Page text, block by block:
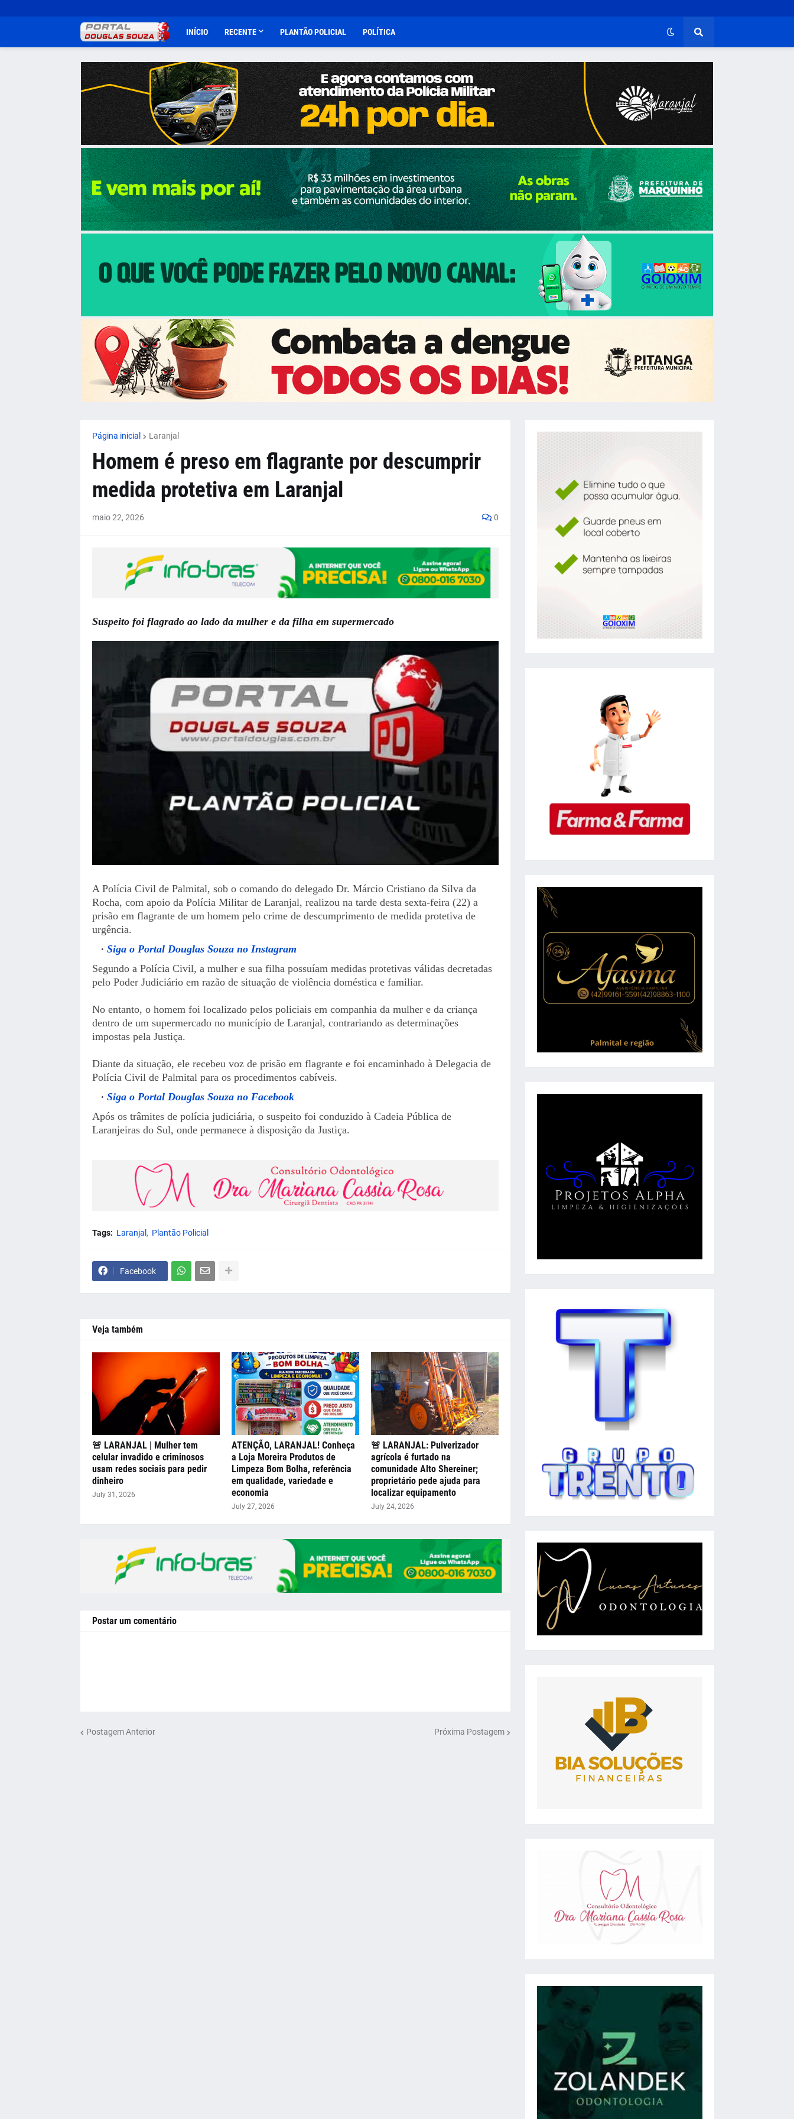
INÍCIO RECENTE PLANTÃO POLICIAL POLÍTICA
Página inicial Laranjal
Homem é preso em flagrante por descumprir
medida protetiva em Laranjal
maio 22, 2026 0
Suspeito foi flagrado ao lado da mulher e da filha em supermercado
A Polícia Civil de Palmital, sob o comando do delegado Dr. Márcio Cristiano da Silva da
Rocha, com apoio da Polícia Militar de Laranjal, realizou na tarde desta sexta-feira (22) a
prisão em flagrante de um homem pelo crime de descumprimento de medida protetiva de
urgência.
Siga o Portal Douglas Souza no Instagram
Segundo a Polícia Civil, a mulher e sua filha possuíam medidas protetivas válidas decretadas
pelo Poder Judiciário em razão de situação de violência doméstica e familiar.
No entanto, o homem foi localizado pelos policiais em companhia da mulher e da criança
dentro de um supermercado no município de Laranjal, contrariando as determinações
impostas pela Justiça.
Diante da situação, ele recebeu voz de prisão em flagrante e foi encaminhado à Delegacia de
Polícia Civil de Palmital para os procedimentos cabíveis.
Siga o Portal Douglas Souza no Facebook
Após os trâmites de polícia judiciária, o suspeito foi conduzido à Cadeia Pública de
Laranjeiras do Sul, onde permanece à disposição da Justiça.
Tags: Laranjal Plantão Policial
Facebook
Veja também
🚨 LARANJAL | Mulher tem
celular invadido e criminosos
usam redes sociais para pedir
dinheiro
July 31, 2026
ATENÇÃO, LARANJAL! Conheça
a Loja Moreira Produtos de
Limpeza Bom Bolha, referência
em qualidade, variedade e
economia
July 27, 2026
🚨 LARANJAL: Pulverizador
agrícola é furtado na
comunidade Alto Shereiner;
proprietário pede ajuda para
localizar equipamento
July 24, 2026
Postar um comentário
Postagem Anterior Próxima Postagem